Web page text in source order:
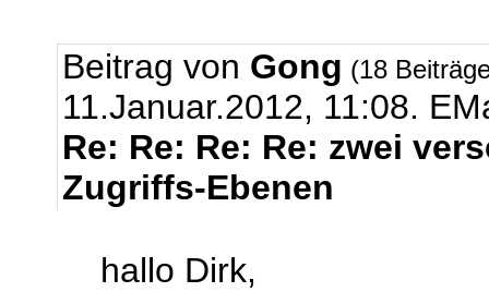
Beitrag von Gong (18
11.Januar.2012, 11:08.
Re: Re: Re: Re: zwei
Zugriffs-Ebenen
hallo Dirk,